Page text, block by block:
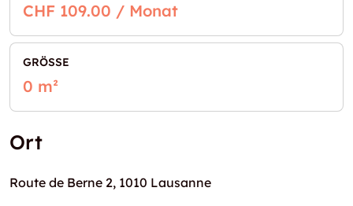
CHF 109.00 / Monat
GRÖSSE
0 m²
Ort
Route de Berne 2, 1010 Lausanne